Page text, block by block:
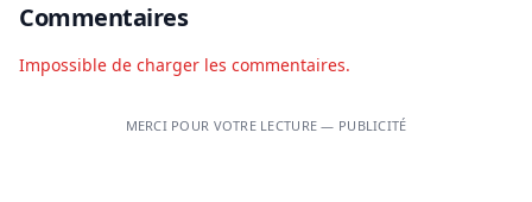
Commentaires
Impossible de charger les commentaires.
MERCI POUR VOTRE LECTURE — PUBLICITÉ